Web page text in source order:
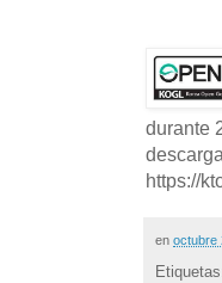
durante
https://
en octubre